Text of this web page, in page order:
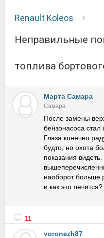
Renault Koleos
Неправильные показания расхода
топлива
Марта Самара
Самара
После замены
бензонасоса стал
Глаза конечно
будто, но охота
показания
наоборот больше
и как это лечится?
11
voronezh87